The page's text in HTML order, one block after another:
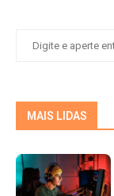
MAIS LIDAS